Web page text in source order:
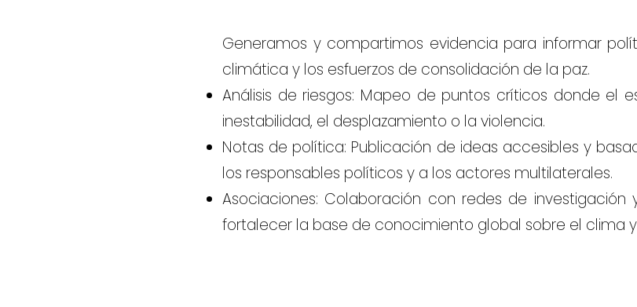
Generamos y compartimos evidencia para informar
climática y los esfuerzos de consolidación de la paz.
Análisis de riesgos: Mapeo de puntos críticos donde el
inestabilidad, el desplazamiento o la violencia.
Notas de política: Publicación de ideas accesibles y
los responsables políticos y a los actores multilaterales.
Asociaciones: Colaboración con redes de
fortalecer la base de conocimiento global sobre el clima